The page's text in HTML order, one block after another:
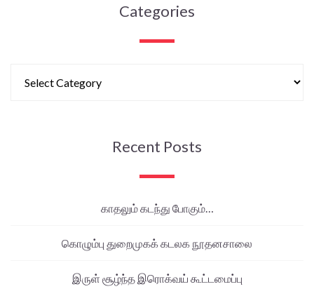
Categories
Recent Posts
காதலும் கடந்து போகும்…
கொழும்பு துறைமுகக் கடலக நூதனசாலை
இருள் சூழ்ந்த இரொக்வய் கூட்டமைப்பு